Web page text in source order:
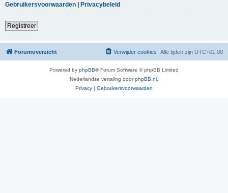
Gebruikersvoorwaarden | Privacybeleid
Registreer
Forumoverzicht Alle tijden zijn UTC+01:00
Verwijder cookies
Powered by phpBB® Forum Software © phpBB Limited
Nederlandse vertaling doorphpBB.nl
Privacy | Gebruikersvoorwaarden